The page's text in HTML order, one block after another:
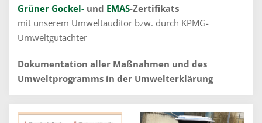
Grüner Gockel- und EMAS-Zertifikats
mit unserem Umweltauditor bzw. durch KPMG-
Umweltgutachter
Dokumentation aller Maßnahmen und des
Umweltprogramms in der Umwelterklärung